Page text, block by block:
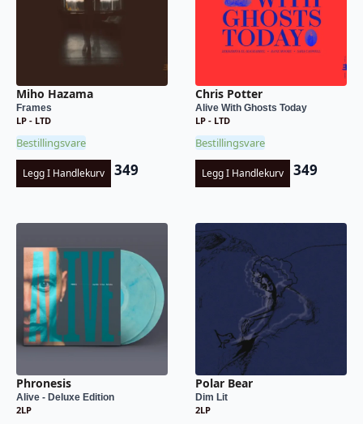
Miho Hazama
Frames
LP - LTD
Bestillingsvare
Legg I Handlekurv 349
Chris Potter
Alive With Ghosts Today
LP - LTD
Bestillingsvare
Legg I Handlekurv 349
Phronesis
Alive - Deluxe Edition
2LP
Polar Bear
Dim Lit
2LP